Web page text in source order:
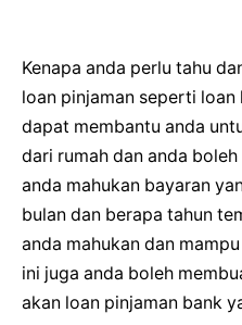
Kenapa anda perlu tahu
loan pinjaman seperti loan
dapat membantu anda
dari rumah dan anda
anda mahukan bayaran
bulan dan berapa tahun
anda mahukan dan
ini juga anda boleh
akan loan pinjaman bank